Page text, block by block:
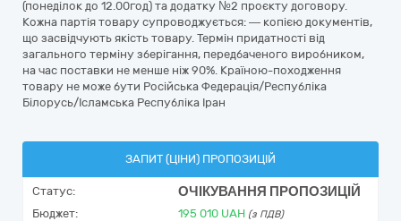
(понеділок до 12.00год) та додатку №2 проєкту договору.
Кожна партія товару супроводжується: — копією документів,
що засвідчують якість товару. Термін придатності від
загального терміну зберігання, передбаченого виробником,
на час поставки не менше ніж 90%. Країною-походження
товару не може бути Російська Федерація/Республіка
Білорусь/Ісламська Республіка Іран
ЗАПИТ (ЦІНИ) ПРОПОЗИЦІЙ
Статус: ОЧІКУВАННЯ ПРОПОЗИЦІЙ
Бюджет: 195 010 UAH (з ПДВ)